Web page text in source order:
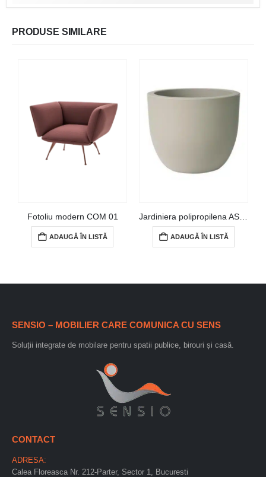
PRODUSE SIMILARE
Fotoliu modern COM 01
ADAUGĂ ÎN LISTĂ ADAUGĂ ÎN LISTĂ
SENSIO – MOBILIER CARE COMUNICA CU SENS
Soluții integrate de mobilare pentru spatii publice, birouri și casă.
CONTACT
ADRESA:
Calea Floreasca Nr. 212-Parter, Sector 1, Bucuresti